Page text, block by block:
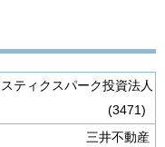
ティクスパーク投資法人
(3471)
三井不動産